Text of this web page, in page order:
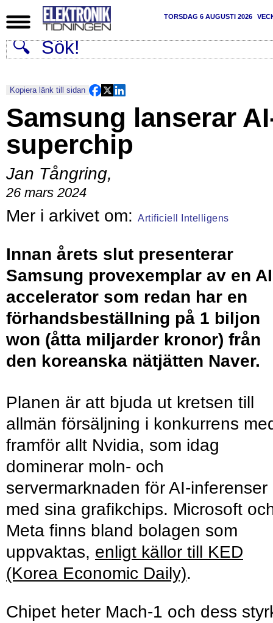
TORSDAG 6 AUGUSTI 2026
Kopiera länk till sidan
Samsung lanserar
superchip
Jan Tångring,
26 mars 2024
Artificiell Intelligens
Innan årets slut presenterar
Samsung provexemplar av en
accelerator som redan har en
förhandsbeställning på 1 biljon
won (åtta miljarder kronor) från
den koreanska nätjätten Naver.
Planen är att bjuda ut kretsen till
allmän försäljning i konkurrens
framför allt Nvidia, som idag
dominerar moln- och
servermarknaden för AI-inferenser
med sina grafikchips. Microsoft
Meta finns bland bolagen som
uppvaktas, enligt källor till KED
(Korea Economic Daily).
Chipet heter Mach-1 och dess